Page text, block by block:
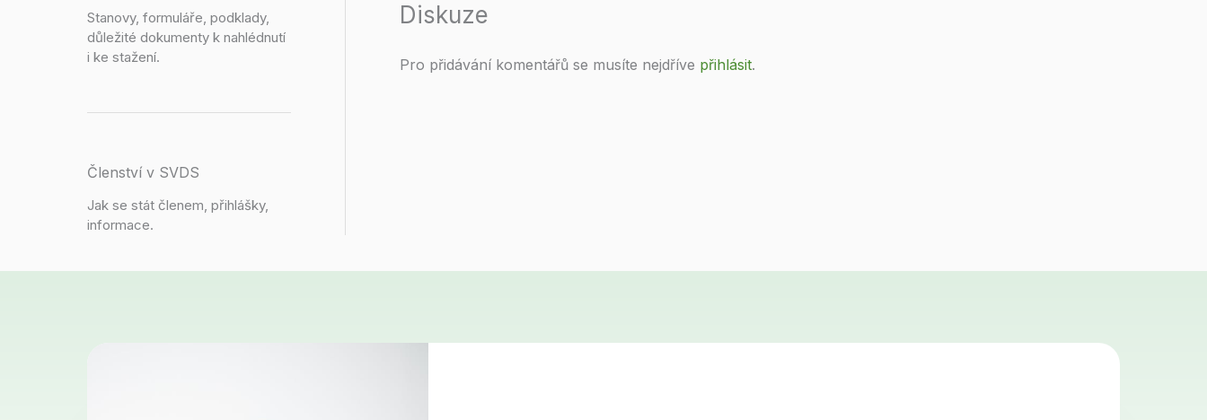
Stanovy, formuláře, podklady,
důležité dokumenty k nahlédnutí
i ke stažení.​
Členství v SVDS
Jak se stát členem, přihlášky,
informace.
Diskuze
Pro přidávání komentářů se musíte nejdříve přihlásit.